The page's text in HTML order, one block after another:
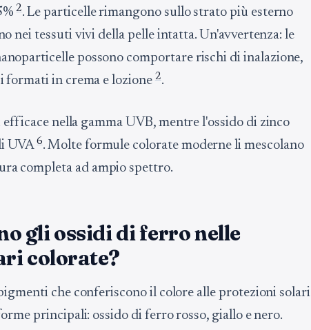
2. Le particelle rimangono sullo strato più esterno
nei tessuti vivi della pelle intatta. Un'avvertenza: le
possono comportare rischi di inalazione,
formati in crema e lozione 2.
nella gamma UVB, mentre l'ossido di zinco
UVA6. Molte formule colorate moderne li mescolano
completa ad ampio spettro.
gli ossidi di ferro nelle
colorate?
che conferiscono il colore alle protezioni solari
principali: ossido di ferro rosso, giallo e nero.